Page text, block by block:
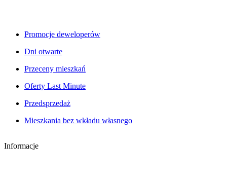
Promocje deweloperów
Dni otwarte
Przeceny mieszkań
Oferty Last Minute
Przedsprzedaż
Mieszkania bez wkładu własnego
Informacje